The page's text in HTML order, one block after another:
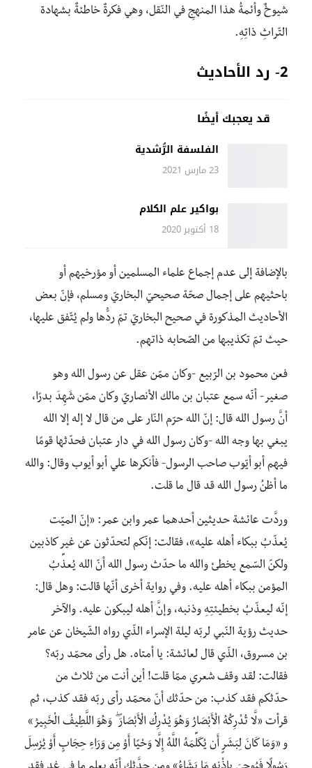
شيوخٌ وأئمةُ هذا المنهجِ في النّقل، وهي فكرةٌ خاطئةٌ بشهادة
التّراثِ ذاتِهِ.
2- رد الأحاديث
قد يعجبك أيضًا
الفلسفة الرُّشدية
23 مارس 2021
بواكير علم الكلام
18 أكتوبر 2020
بالإضافة إلى عدم إجماع علماء المسلمين أو مؤرخيهم أو
باحثيهم على إجمال صحّة صحيحيّ البخاريّ ومسلم، فإنّ بعض
الأحاديث المذكورة في صحيح البخاريّ تمّ ردُّها ولم يُتّفق عليها،
حيث تمّ تكذيبها من الصّحابه ذاتهم.
فعن محمود بن الرّبيع -وكان ممّن عقل عن رسول الله وهو
صغير- أنّه سمع عتبان بن مالك الأنصاريّ وكان ممّن شَهِدَ بدرًا،
أنَّ رسول الله قال: إنّ الله حرّم النّار على من قال لا إله إلا الله
يبغي بها وجه الله -وكان رسول الله في دار عتبان فحدّثها قومًا
فيهم أبو أيّوب صاحب الرسول- فأنكرها علي أبو أيوب وقال: والله
ما أظنُ رسول الله قد قال ما قلت.
وردَّت عائشة حديثين أحدهما عمر وابن عمر: «إنّ الميّت
يُعذّبُ ببكاء أهله عليه»، فقالت: إنّكم لتحدّثون عن غير كاذبين
ولكنّ السّمع يخطئ والله ما حدّث رسول الله أنّ الله يُعذِّبُ
المؤمن ببكاء أهله عليه. وفي رواية أخرى أنّها قالت: وهل قال:
إنّه ليعذّبُ بخطيئتِهِ وذنبه، وإنَّ أهله ليبكون عليه. والآخر
حديث رؤية النّبي لربّه ليلة الإسراء الذّي رواه الشّيخان عن عامر
بن مسروق، الذّي قال لعائشة: يا أمتاه. هل رأى محمّد ربّه؟
فقالت: لقد وقف شعري ممّا قلت! أين أنت من ثلاث من
حدّثكم فقد كذب: من حدّثك أنّ محمّد رأى ربّه فقد كذب، ثم
قرأت «لَّا تُدْرِكُهُ الْأَبْصَارُ وَهُوَ يُدْرِكُ الْأَبْصَارَ ۖ وَهُوَ اللَّطِيفُ الْخَبِيرُ»
و «وَمَا كَانَ لِبَشَرٍ أَن يُكَلِّمَهُ اللَّهُ إِلَّا وَحْيًا أَوْ مِن وَرَاءِ حِجَابٍ أَوْ يُرْسِلَ